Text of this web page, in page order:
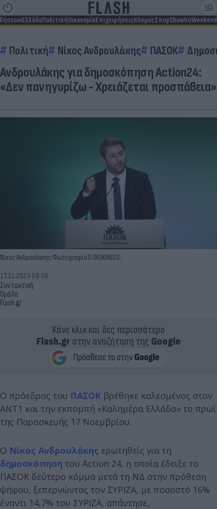
ΕλλάδαΠολιτικήΟικονομίαΕπιχειρήσειςΚόσμοςΣπορShowbizWeekend
Πολιτική Νίκος Ανδρουλάκης ΠΑΣΟΚ
Ανδρουλάκης για δημοσκόπηση Action24:
«Δεν πανηγυρίζω - Xρειάζεται προσπάθεια»
Νίκος Ανδρουλάκης/Φωτογραφία EUROKINISSI
Συντακτική
Ομάδα
Flash.gr
17.11.2023 09:39
Κάνε κλικ και δες περισσότερο
Flash.grστην αναζήτηση της Google
Ο πρόεδρος του ΠΑΣΟΚ βρέθηκε καλεσμένος στον
ΑΝΤ1 και την εκπομπή «Καλημέρα Ελλάδα» το πρωί
της Παρασκευής 17 Νοεμβρίου.
Ο Νίκος Ανδρουλάκης ερωτηθείς για τη
δημοσκόπηση του Action 24, η οποία έδειξε το
ΠΑΣΟΚ δεύτερο κόμμα μετά τη ΝΔ στην πρόθεση
ψήφου, ξεπερνώντας τον ΣΥΡΙΖΑ, με ποσοστό 16%
έναντι 14,7% του ΣΥΡΙΖΑ, απάντησε,